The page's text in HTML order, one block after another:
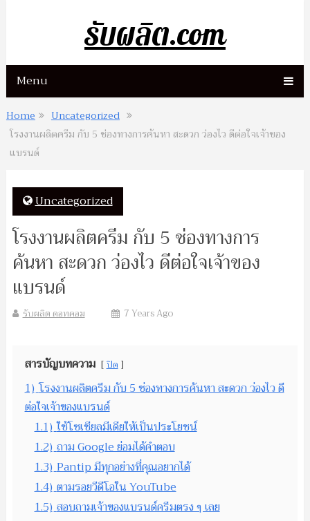
รับผลิต.com
Menu
Home
Uncategorized
โรงงานผลิตครีม กับ 5 ช่องทางการค้นหา สะดวก ว่องไว ดีต่อใจเจ้าของ
แบรนด์
Uncategorized
โรงงานผลิตครีม กับ 5 ช่องทางการ
ค้นหา สะดวก ว่องไว ดีต่อใจเจ้าของ
แบรนด์
รับผลิต ดอทคอม 7 Years Ago
สารบัญบทความ ปิด
1) โรงงานผลิตครีม กับ 5 ช่องทางการค้นหา สะดวก ว่องไว ดี
ต่อใจเจ้าของแบรนด์
1.1) ใช้โซเชียลมีเดียให้เป็นประโยชน์
1.2) ถาม Google ย่อมได้คำตอบ
1.3) Pantip มีทุกอย่างที่คุณอยากได้
1.4) ตามรอยวีดีโอใน YouTube
1.5) สอบถามเจ้าของแบรนด์ครีมตรง ๆ เลย